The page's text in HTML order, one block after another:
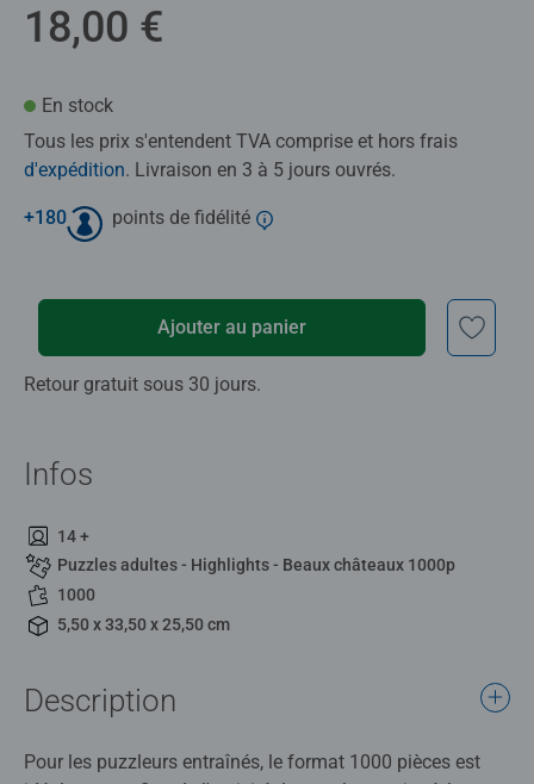
18,00 €
En stock
Tous les prix s'entendent TVA comprise et hors frais
d'expédition. Livraison en 3 à 5 jours ouvrés.
+180 points de fidélité
Ajouter au panier
Retour gratuit sous 30 jours.
Infos
14 +
Puzzles adultes - Highlights - Beaux châteaux 1000p
1000
5,50 x 33,50 x 25,50 cm
Description
Pour les puzzleurs entraînés, le format 1000 pièces est